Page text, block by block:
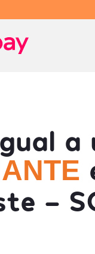
a
-